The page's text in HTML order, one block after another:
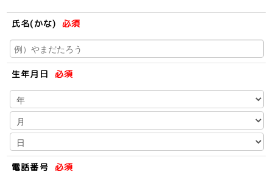
氏名(かな) 必須
生年月日 必須
電話番号 必須